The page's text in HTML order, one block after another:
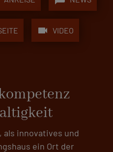
videocam VIDEO
als innovatives und
ein Ort der